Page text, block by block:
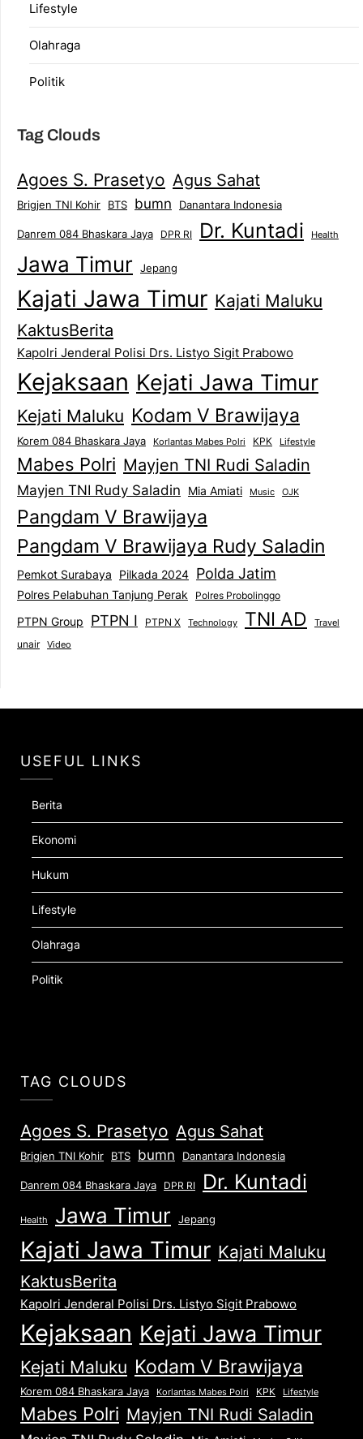
Lifestyle
Olahraga
Politik
Tag Clouds
Agoes S. Prasetyo Agus Sahat
Brigjen TNI Kohir BTS bumn Danantara Indonesia
Danrem 084 Bhaskara Jaya DPR RI Dr. Kuntadi Health
Jawa Timur Jepang
Kajati Jawa Timur Kajati Maluku
KaktusBerita
Kapolri Jenderal Polisi Drs. Listyo Sigit Prabowo
Kejaksaan Kejati Jawa Timur
Kejati Maluku Kodam V Brawijaya
Korem 084 Bhaskara Jaya Korlantas Mabes Polri KPK Lifestyle
Mabes Polri Mayjen TNI Rudi Saladin
Mayjen TNI Rudy Saladin Mia Amiati Music OJK
Pangdam V Brawijaya
Pangdam V Brawijaya Rudy Saladin
Pemkot Surabaya Pilkada 2024 Polda Jatim
Polres Pelabuhan Tanjung Perak Polres Probolinggo
PTPN Group PTPN I PTPN X Technology TNI AD Travel
unair Video
USEFUL LINKS
Berita
Ekonomi
Hukum
Lifestyle
Olahraga
Politik
TAG CLOUDS
Agoes S. Prasetyo Agus Sahat
Brigjen TNI Kohir BTS bumn Danantara Indonesia
Danrem 084 Bhaskara Jaya DPR RI Dr. Kuntadi
Health Jawa Timur Jepang
Kajati Jawa Timur Kajati Maluku
KaktusBerita
Kapolri Jenderal Polisi Drs. Listyo Sigit Prabowo
Kejaksaan Kejati Jawa Timur
Kejati Maluku Kodam V Brawijaya
Korem 084 Bhaskara Jaya Korlantas Mabes Polri KPK Lifestyle
Mabes Polri Mayjen TNI Rudi Saladin